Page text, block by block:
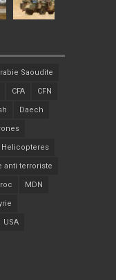
Saoudite
CFA CFN
Daech
Helicopteres
anti terroriste
MDN
USA